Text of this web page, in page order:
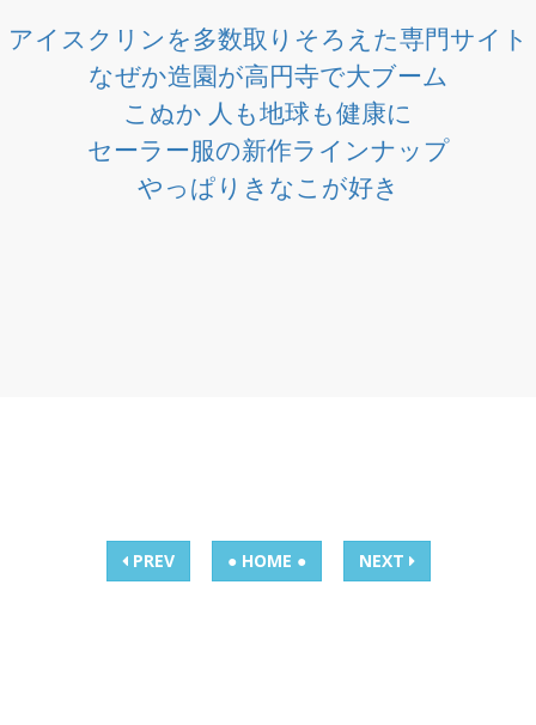
アイスクリンを多数取りそろえた専門サイト
なぜか造園が高円寺で大ブーム
こぬか 人も地球も健康に
セーラー服の新作ラインナップ
やっぱりきなこが好き
PREV ● HOME ● NEXT